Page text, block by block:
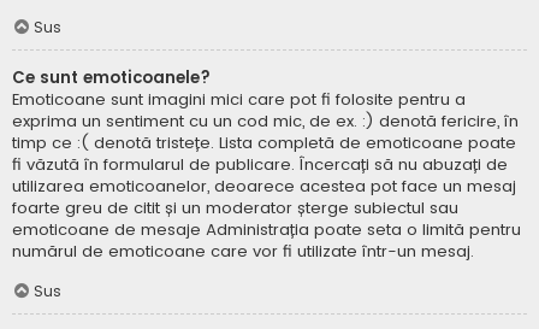
Sus
Ce sunt emoticoanele?
Emoticoane sunt imagini mici care pot fi folosite pentru a
exprima un sentiment cu un cod mic, de ex. :) denotă fericire, în
timp ce :( denotă tristețe. Lista completă de emoticoane poate
fi văzută în formularul de publicare. Încercați să nu abuzați de
utilizarea emoticoanelor, deoarece acestea pot face un mesaj
foarte greu de citit și un moderator șterge subiectul sau
emoticoane de mesaje Administrația poate seta o limită pentru
numărul de emoticoane care vor fi utilizate într-un mesaj.
Sus